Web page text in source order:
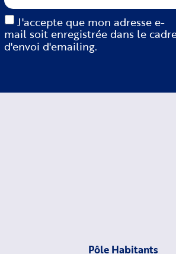
J'accepte que mon adresse e-
mail soit enregistrée dans le
d'envoi d'emailing.
Pôle Habitants